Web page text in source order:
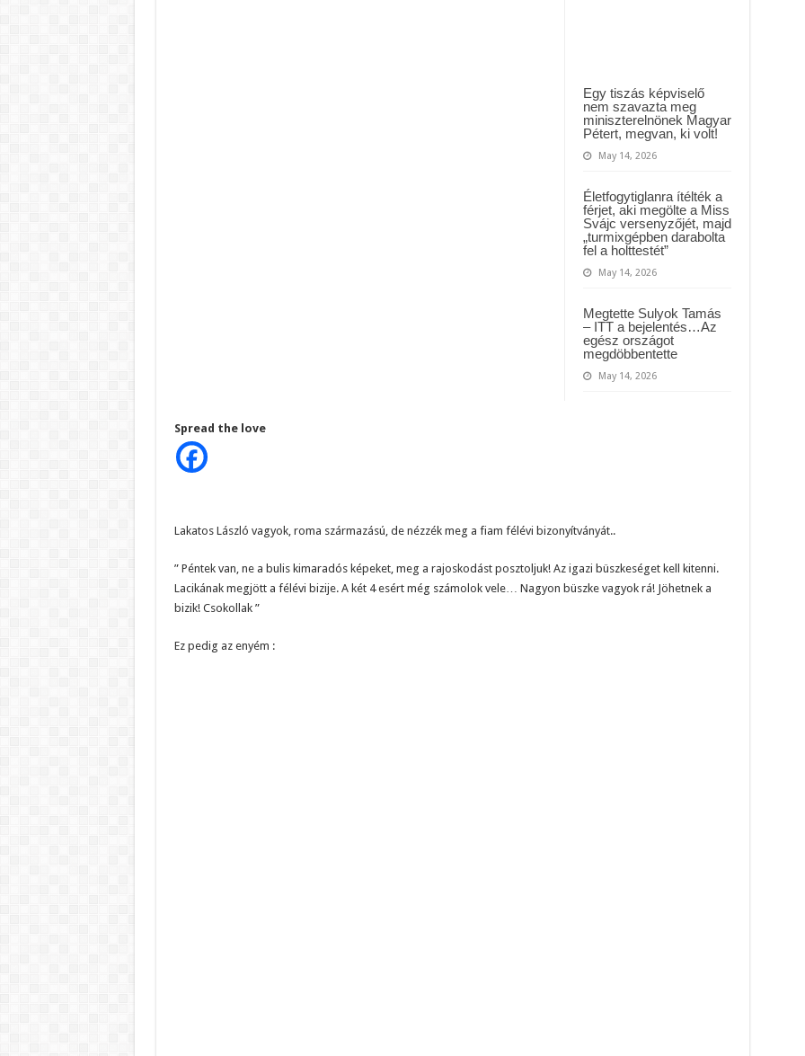
bizonyítványát..Egy tiszás képviselő
nem szavazta meg
miniszterelnönek Magyar
Pétert, megvan, ki volt!
May 14, 2026
Életfogytiglanra ítélték a
férjet, aki megölte a Miss
Svájc versenyzőjét, majd
„turmixgépben darabolta
fel a holttestét”
May 14, 2026
Megtette Sulyok Tamás
– ITT a bejelentés…Az
egész országot
megdöbbentette
May 14, 2026
Spread the love
Lakatos László vagyok, roma származású, de nézzék meg a fiam félévi bizonyítványát..
” Péntek van, ne a bulis kimaradós képeket, meg a rajoskodást posztoljuk! Az igazi büszkeséget kell kitenni.
Lacikának megjött a félévi bizije. A két 4 esért még számolok vele… Nagyon büszke vagyok rá! Jöhetnek a
bizik! Csokollak ”
Ez pedig az enyém :